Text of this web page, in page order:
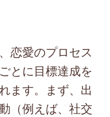
恋愛のプロセス
とに目標達成を
ます。まず、出
（例えば、社交